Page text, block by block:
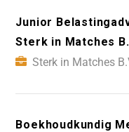
Junior
Sterk in Matches
Sterk in Matches
Boekhoudkundig